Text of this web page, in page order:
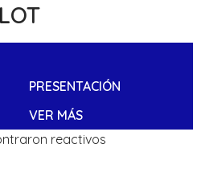
PRESENTACIÓN
VER MÁS
reactivos